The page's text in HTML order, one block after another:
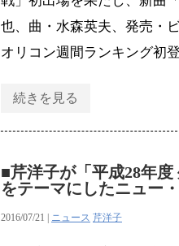
也、曲・水森英夫、発売・
オリコン週間ランキング初
続きを見る
■芹洋子が「平成28年
をテーマにしたニュー
2016/07/21 | ニュース 芹洋子